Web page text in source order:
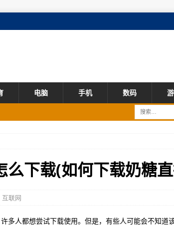
电脑 手机 数码
20日-22日将于
球热点评!
么下载(如何下载奶糖
联网
多人都想尝试下载使用。但是，有些人可能会不知道